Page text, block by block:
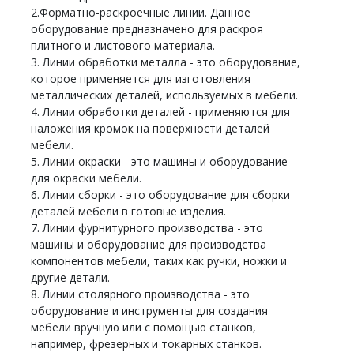
2.Форматно-раскроечные линии. Данное
оборудование предназначено для раскроя
плитного и листового материала.
3. Линии обработки металла - это оборудование,
которое применяется для изготовления
металлических деталей, используемых в мебели.
4. Линии обработки деталей - применяются для
наложения кромок на поверхности деталей
мебели.
5. Линии окраски - это машины и оборудование
для окраски мебели.
6. Линии сборки - это оборудование для сборки
деталей мебели в готовые изделия.
7. Линии фурнитурного производства - это
машины и оборудование для производства
компонентов мебели, таких как ручки, ножки и
другие детали.
8. Линии столярного производства - это
оборудование и инструменты для создания
мебели вручную или с помощью станков,
например, фрезерных и токарных станков.